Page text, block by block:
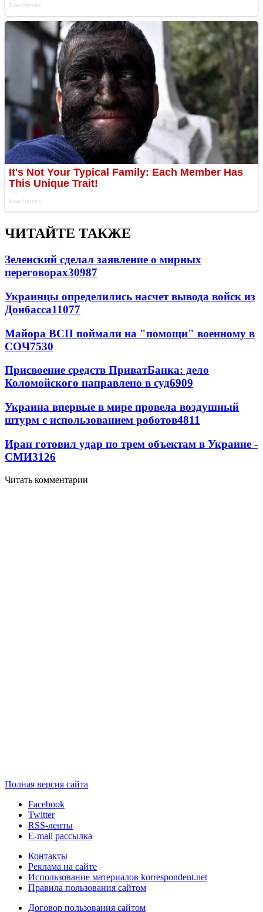
ЧИТАЙТЕ ТАКЖЕ
Зеленский сделал заявление о мирных
переговорах30987
Украинцы определились насчет вывода войск из
Донбасса11077
Майора ВСП поймали на "помощи" военному в
СОЧ7530
Присвоение средств ПриватБанка: дело
Коломойского направлено в суд6909
Украина впервые в мире провела воздушный
штурм с использованием роботов4811
Иран готовил удар по трем объектам в Украине -
СМИ3126
Читать комментарии
Полная версия сайта
Facebook
Twitter
RSS-ленты
E-mail рассылка
Контакты
Реклама на сайте
Использование материалов korrespondent.net
Правила пользования сайтом
Договор пользования сайтом